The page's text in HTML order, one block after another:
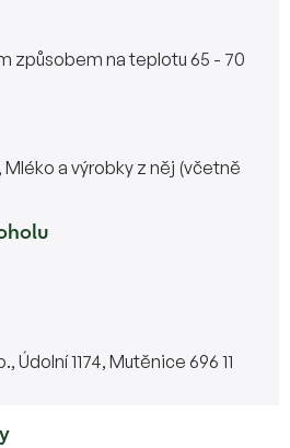
způsobem na teplotu 65 - 70
a výrobky z něj (včetně
Údolní 1174, Mutěnice 696 11